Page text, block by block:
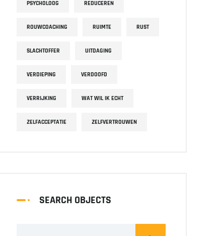
PSYCHOLOOG REDUCEREN
ROUWCOACHING RUIMTE RUST
SLACHTOFFER UITDAGING
VERDIEPING VERDOOFD
VERRIJKING WAT WIL IK ECHT
ZELFACCEPTATIE ZELFVERTROUWEN
SEARCH OBJECTS